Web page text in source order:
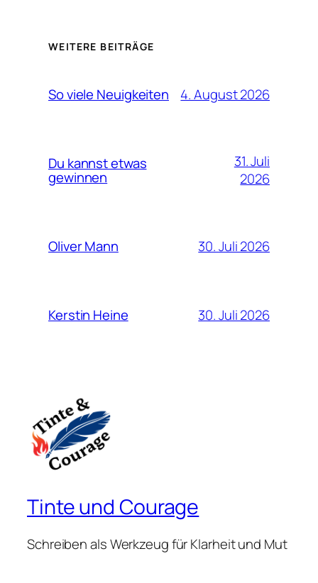
WEITERE BEITRÄGE
So viele Neuigkeiten 4. August 2026
Du kannst etwas
gewinnen
31. Juli
2026
Oliver Mann 30. Juli 2026
Kerstin Heine 30. Juli 2026
Tinte und Courage
Schreiben als Werkzeug für Klarheit und Mut